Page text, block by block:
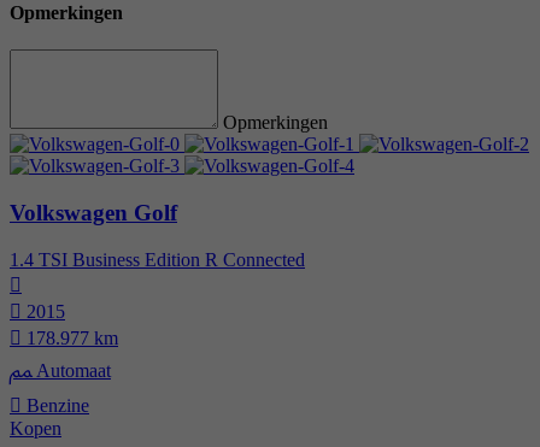
Opmerkingen
Opmerkingen
Volkswagen Golf
1.4 TSI Business Edition R Connected
2015
178.977 km
Automaat
Benzine
Kopen